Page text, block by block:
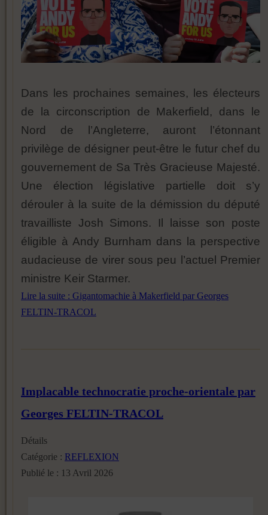
Dans les prochaines semaines, les électeurs
de la circonscription de Makerfield, dans le
Nord de l’Angleterre, auront l’étonnant
privilège de désigner peut-être le futur chef du
gouvernement de Sa Très Gracieuse Majesté.
Une élection législative partielle doit s’y
dérouler à la suite de la démission du député
travailliste Josh Simons. Il laisse son poste
éligible à Andy Burnham dans la perspective
audacieuse de virer sous peu l’actuel Premier
ministre Keir Starmer.
Lire la suite : Gigantomachie à Makerfield par Georges
FELTIN-TRACOL
Implacable technocratie proche-orientale par
Georges FELTIN-TRACOL
Détails
Catégorie : REFLEXION
Publié le : 13 Avril 2026